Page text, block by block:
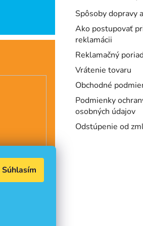
Súhlasím
Spôsoby dopravy
Ako postupovať
reklamácii
Reklamačný
Vrátenie tovaru
Obchodné
Podmienky
osobných údajov
Odstúpenie od